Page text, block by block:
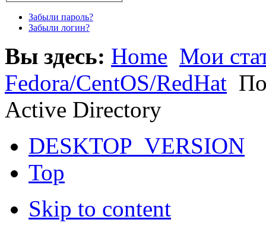
Забыли пароль?
Забыли логин?
Вы здесь: Home Мои
Fedora/CentOS/RedHat
Active Directory
DESKTOP_VERSION
Top
Skip to content